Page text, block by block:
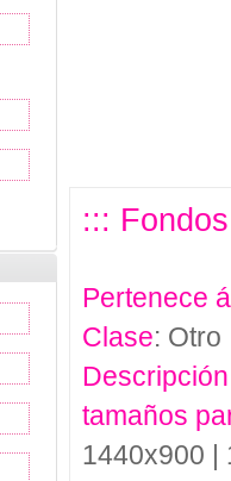
:::
Pertenece
Clase: Otro
Descripción
tamaños
1440x900 |